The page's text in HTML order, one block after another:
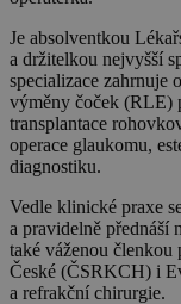
Je absolventkou
a držitelkou nejvyšší
specializace zahrnuje
výměny čoček (RLE)
transplantace
operace glaukomu,
diagnostiku.
Vedle klinické praxe
a pravidelně přednáší
také váženou členkou
České (ČSRKCH) i
a refrakční chirurgie.